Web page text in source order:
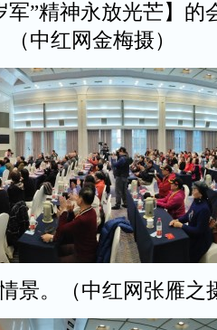
军”精神永放光芒】的
（中红网金梅摄）
景。（中红网张雁之